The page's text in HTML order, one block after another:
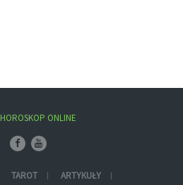
HOROSKOP ONLINE
TAROT ARTYKUŁY